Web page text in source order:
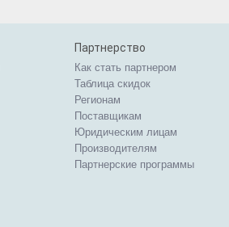
Партнерство
Как стать партнером
Таблица скидок
Регионам
Поставщикам
Юридическим лицам
Производителям
Партнерские программы